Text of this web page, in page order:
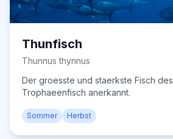
Thunfisch
Thunnus thynnus
Der groesste und staerkste Fisch
Trophaeenfisch anerkannt.
Sommer Herbst